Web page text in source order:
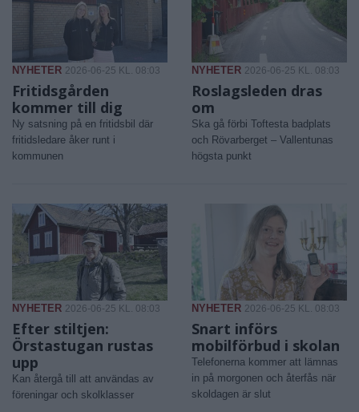
NYHETER 2026-06-25 KL. 08:03
Fritidsgården
kommer till dig
Ny satsning på en fritidsbil där
fritidsledare åker runt i
kommunen
NYHETER 2026-06-25 KL. 08:03
Roslagsleden dras
om
Ska gå förbi Toftesta badplats
och Rövarberget – Vallentunas
högsta punkt
NYHETER 2026-06-25 KL. 08:03
Efter stiltjen:
Örstastugan rustas
upp
Kan återgå till att användas av
föreningar och skolklasser
NYHETER 2026-06-25 KL. 08:03
Snart införs
mobilförbud i skolan
Telefonerna kommer att lämnas
in på morgonen och återfås när
skoldagen är slut